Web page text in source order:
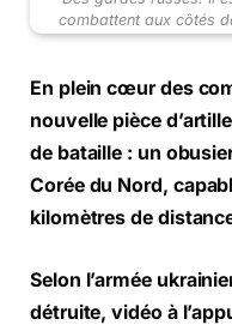
combattent aux côtés
En plein cœur des
nouvelle pièce
de bataille : un
Corée du Nord,
kilomètres de
Selon l’armée
détruite, vidéo à